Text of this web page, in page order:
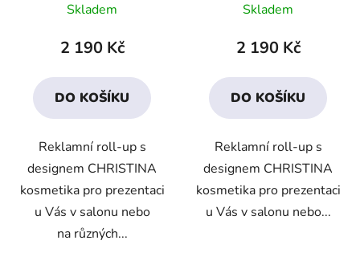
Skladem
2 190 Kč
DO KOŠÍKU
Reklamní roll-up s
designem CHRISTINA
kosmetika pro prezentaci
u Vás v salonu nebo
na různých...
hodnocení
produktu
5,0
z
hvězdiček.
Skladem
2 190 Kč
DO KOŠÍKU
Reklamní roll-up s
designem CHRISTINA
kosmetika pro prezentaci
u Vás v salonu nebo...